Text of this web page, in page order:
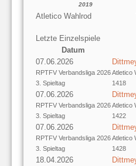
2019
Atletico Wahlrod
Letzte Einzelspiele
Datum
07.06.2026
RPTFV Verbandsliga 2026
3. Spieltag
Atletico
1418
07.06.2026
RPTFV Verbandsliga 2026
3. Spieltag
Atletico
1422
07.06.2026
RPTFV Verbandsliga 2026
3. Spieltag
Atletico
1428
18.04.2026